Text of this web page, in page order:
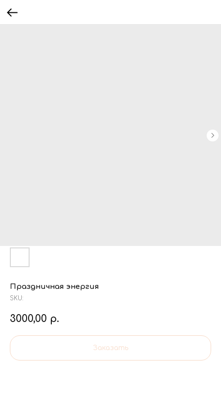
Праздничная энергия
SKU:
3000,00 р.
Заказать